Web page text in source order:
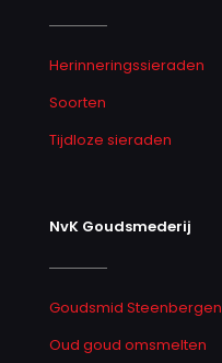
Herinneringssieraden
Soorten
Tijdloze sieraden
NvK Goudsmederij
Goudsmid Steenbergen
Oud goud omsmelten